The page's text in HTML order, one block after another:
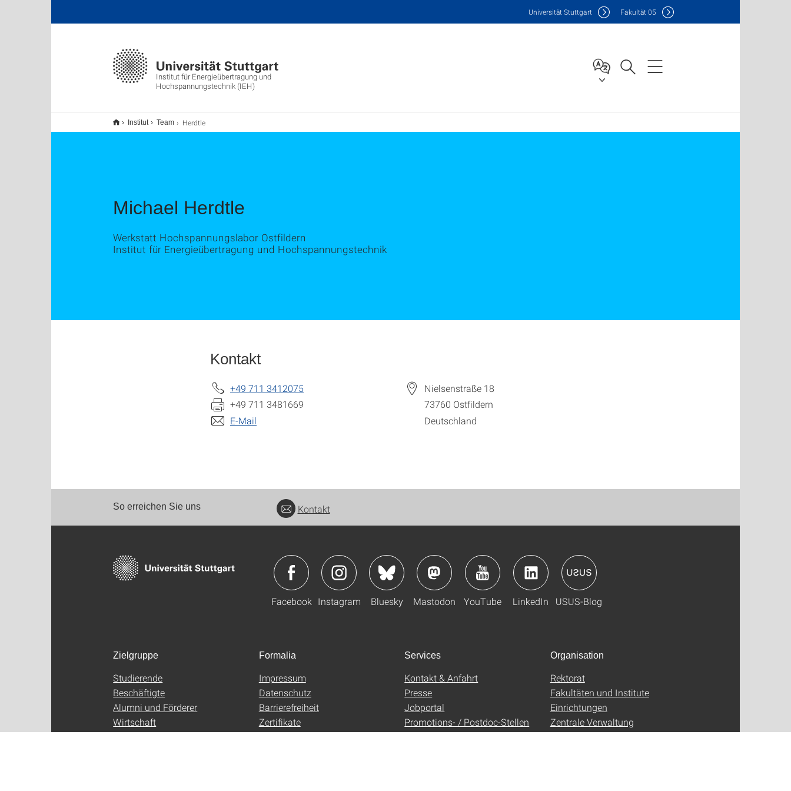
Institut für Energieübertragung und
Hochspannungstechnik (IEH)
Universität Stuttgart Fakultät05
Institut Team Herdtle
Michael Herdtle
Werkstatt Hochspannungslabor Ostfildern
Institut für Energieübertragung und Hochspannungstechnik
Kontakt
+49 711 3412075
+49 711 3481669
E-Mail
Nielsenstraße 18
73760 Ostfildern
Deutschland
So erreichen Sie uns Kontakt
Facebook Instagram Bluesky Mastodon YouTube LinkedIn USUS-Blog
Zielgruppe
Studierende
Beschäftigte
Alumni und Förderer
Wirtschaft
Formalia
Impressum
Datenschutz
Barrierefreiheit
Zertifikate
Services
Kontakt & Anfahrt
Presse
Jobportal
Promotions- / Postdoc-Stellen
Organisation
Rektorat
Fakultäten und Institute
Einrichtungen
Zentrale Verwaltung